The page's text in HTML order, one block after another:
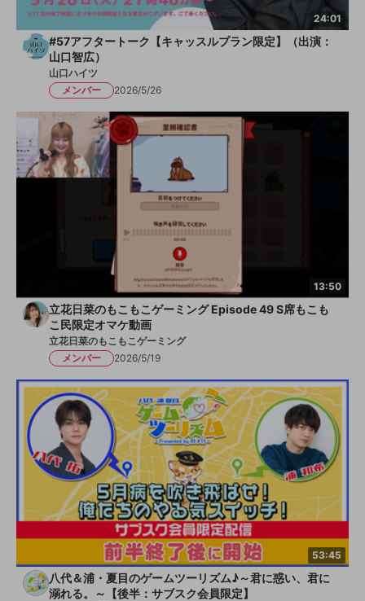
24:01
#57アフタートーク【キャッスルプラン限定】（出演：
山口智広）
山口ハイツ
メンバー
2026/5/26
13:50
立花日菜のもこもこゲーミング Episode 49 S席もこも
こ民限定オマケ動画
立花日菜のもこもこゲーミング
メンバー
2026/5/19
53:45
八代＆浦・夏目のゲームツーリズム♪～君に惑い、君に
溺れる。～【後半：サブスク会員限定】